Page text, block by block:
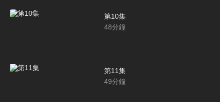
第10集
48分鐘
第11集
49分鐘